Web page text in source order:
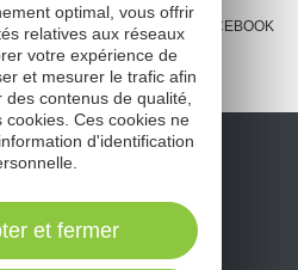
MESSENGER FACEBOOK
optimal, vous offrir
relatives aux réseaux
votre expérience de
et mesurer le trafic afin
contenus de qualité,
cookies. Ces cookies ne
d'identification
et fermer